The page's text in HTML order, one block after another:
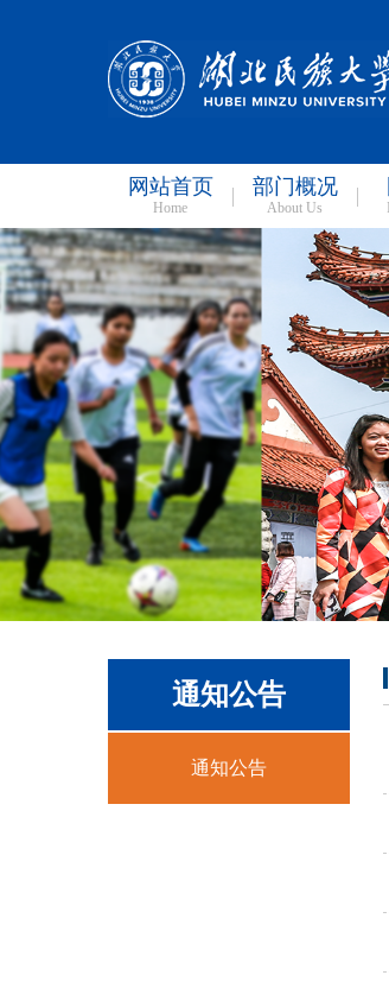
网站首页
Home
部门概况
About Us
通知公告
通知公告